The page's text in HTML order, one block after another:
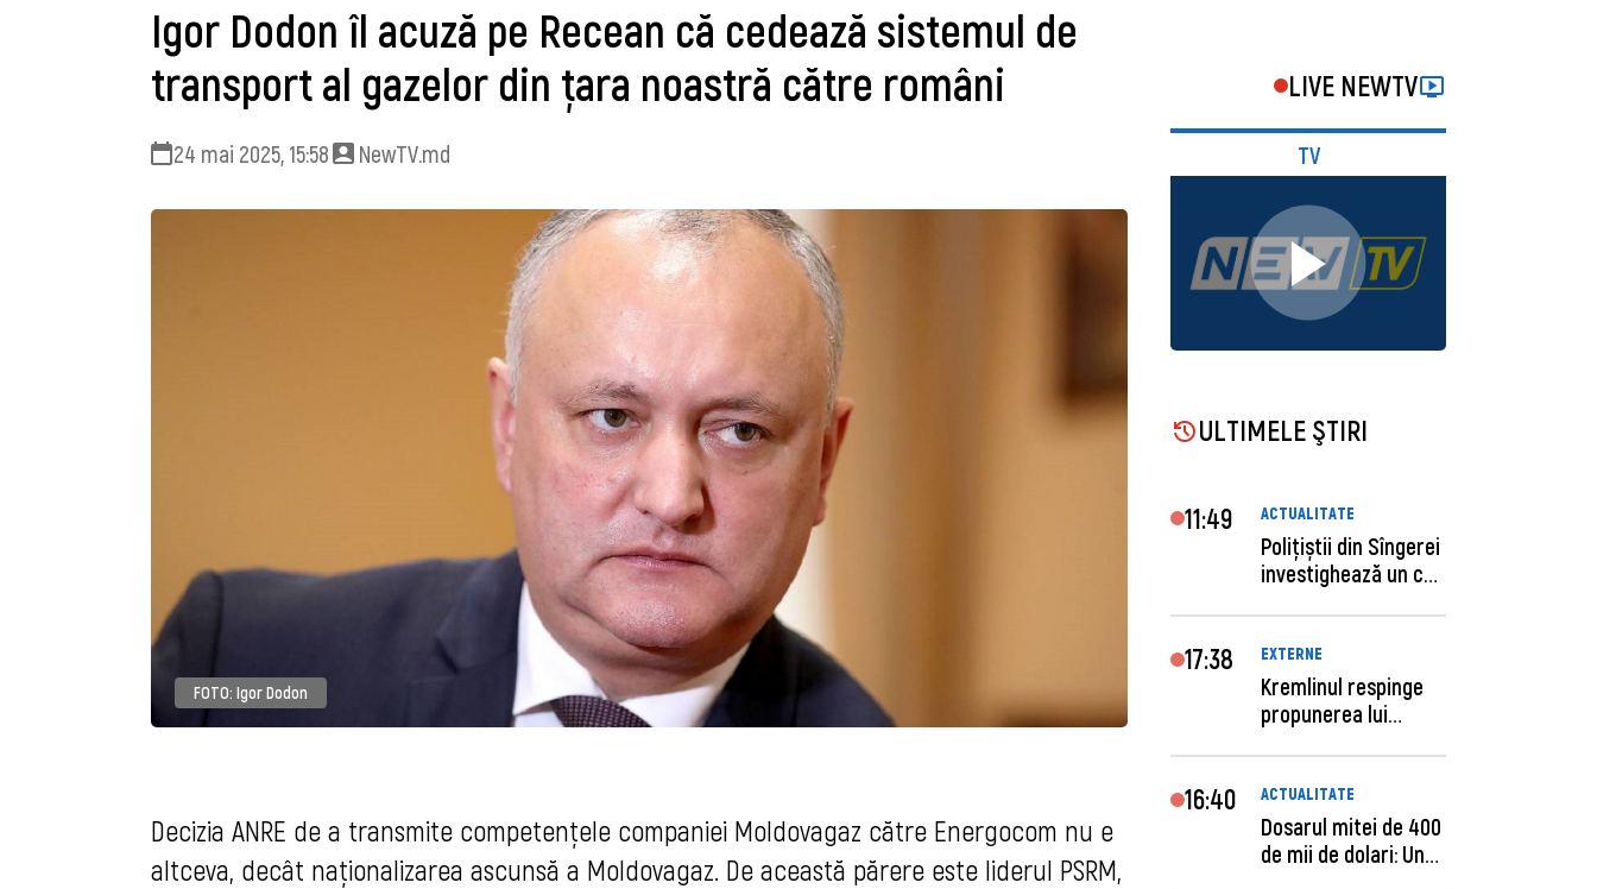
Igor Dodon îl acuză pe Recean că cedează sistemul de
transport al gazelor din țara noastră către români
24 mai 2025, 15:58 NewTV.md
FOTO: Igor Dodon
Decizia ANRE de a transmite competențele companiei Moldovagaz către Energocom nu e
altceva, decât naționalizarea ascunsă a Moldovagaz. De această părere este liderul PSRM,
LIVE NEWTV
TV
ULTIMELE ŞTIRI
11:49 ACTUALITATE
Polițiștii din Sîngerei
investighează un caz
17:38 EXTERNE
Kremlinul respinge
propunerea lui
16:40 ACTUALITATE
Dosarul mitei de 400
de mii de dolari: Un